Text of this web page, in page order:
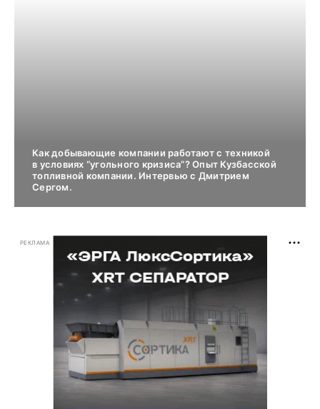
Как добывающие компании работают с техникой
в условиях “угольного кризиса”? Опыт Кузбасской
топливной компании. Интервью с Дмитрием
Сергом.
РЕКЛАМА